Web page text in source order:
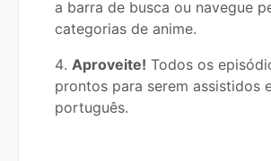
a barra de busca ou navegue
categorias de anime.
Aproveite! Todos os
prontos para serem assistidos
português.